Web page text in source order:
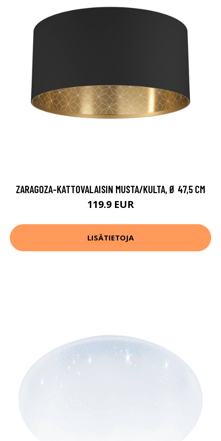
ZARAGOZA-KATTOVALAISIN MUSTA/KULTA, Ø 47,5 CM
119.9 EUR
LISÄTIETOJA